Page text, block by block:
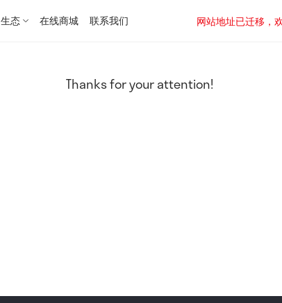
生态 在线商城 联系我们
网站地址已迁移，
Thanks for your attention!